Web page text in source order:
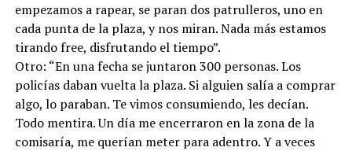
empezamos a rapear, se paran dos patrulleros, uno en
cada punta de la plaza, y nos miran. Nada más estamos
tirando free, disfrutando el tiempo”.
Otro: “En una fecha se juntaron 300 personas. Los
policías daban vuelta la plaza. Si alguien salía a comprar
algo, lo paraban. Te vimos consumiendo, les decían.
Todo mentira. Un día me encerraron en la zona de la
comisaría, me querían meter para adentro. Y a veces